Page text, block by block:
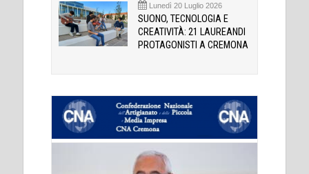
Lunedì 20 Luglio 2026
SUONO, TECNOLOGIA E
CREATIVITÀ: 21 LAUREANDI
PROTAGONISTI A CREMONA